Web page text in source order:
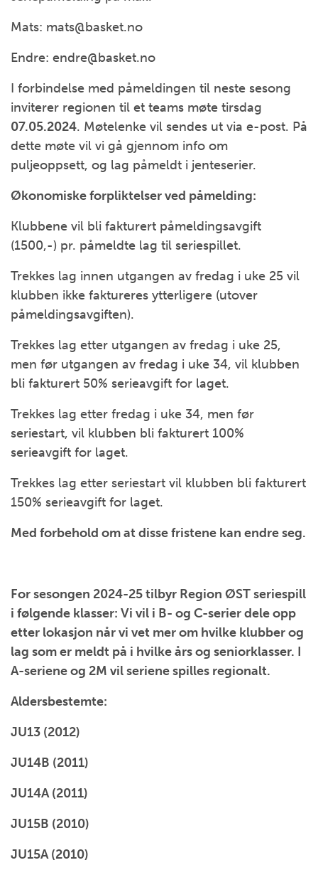
Mats: mats@basket.no
Endre: endre@basket.no
I forbindelse med påmeldingen til neste sesong
inviterer regionen til et teams møte tirsdag
07.05.2024. Møtelenke vil sendes ut via e-post. På
dette møte vil vi gå gjennom info om
puljeoppsett, og lag påmeldt i jenteserier.
Økonomiske forpliktelser ved påmelding:
Klubbene vil bli fakturert påmeldingsavgift
(1500,-) pr. påmeldte lag til seriespillet.
Trekkes lag innen utgangen av fredag i uke 25 vil
klubben ikke faktureres ytterligere (utover
påmeldingsavgiften).
Trekkes lag etter utgangen av fredag i uke 25,
men før utgangen av fredag i uke 34, vil klubben
bli fakturert 50% serieavgift for laget.
Trekkes lag etter fredag i uke 34, men før
seriestart, vil klubben bli fakturert 100%
serieavgift for laget.
Trekkes lag etter seriestart vil klubben bli fakturert
150% serieavgift for laget.
Med forbehold om at disse fristene kan endre seg.
For sesongen 2024-25 tilbyr Region ØST seriespill
i følgende klasser: Vi vil i B- og C-serier dele opp
etter lokasjon når vi vet mer om hvilke klubber og
lag som er meldt på i hvilke års og seniorklasser. I
A-seriene og 2M vil seriene spilles regionalt.
Aldersbestemte:
JU13 (2012)
JU14B (2011)
JU14A (2011)
JU15B (2010)
JU15A (2010)